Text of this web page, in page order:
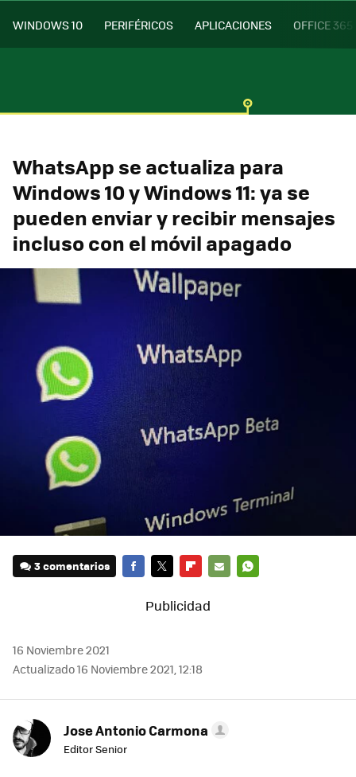
WINDOWS 10 PERIFÉRICOS APLICACIONES OFFICE 365
WhatsApp se actualiza para
Windows 10 y Windows 11: ya se
pueden enviar y recibir mensajes
incluso con el móvil apagado
3 comentarios
MAIL
16 Noviembre 2021
Actualizado 16 Noviembre 2021, 12:18
Jose Antonio Carmona
Editor Senior